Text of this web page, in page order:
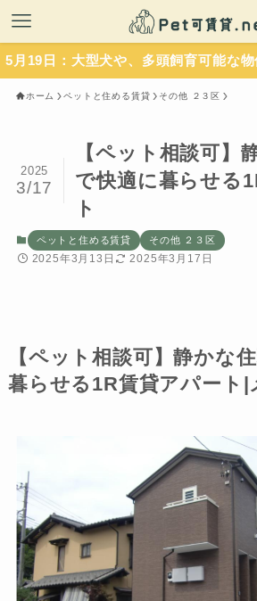
型犬や、多頭飼育可能な物件を１件
ホーム ペットと住める賃貸 その他 ２３区
【ペット相談可】
で快適に暮らせる
ト
2025
3/17
ペットと住める賃貸 その他 ２３区
2025年3月13日 2025年3月17日
【ペット相談可】静かな
暮らせる1R賃貸アパート|